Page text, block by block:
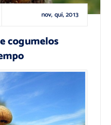
nov, qui, 2013
cogumelos